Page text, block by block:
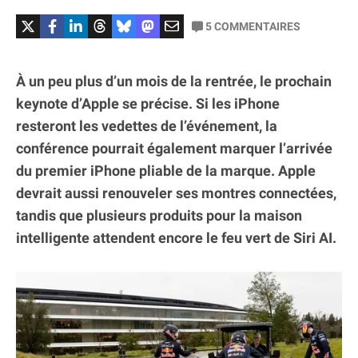
5COMMENTAIRES
À un peu plus d’un mois de la rentrée, le prochain
keynote d’Apple se précise. Si les iPhone
resteront les vedettes de l’événement, la
conférence pourrait également marquer l’arrivée
du premier iPhone pliable de la marque. Apple
devrait aussi renouveler ses montres connectées,
tandis que plusieurs produits pour la maison
intelligente attendent encore le feu vert de Siri AI.